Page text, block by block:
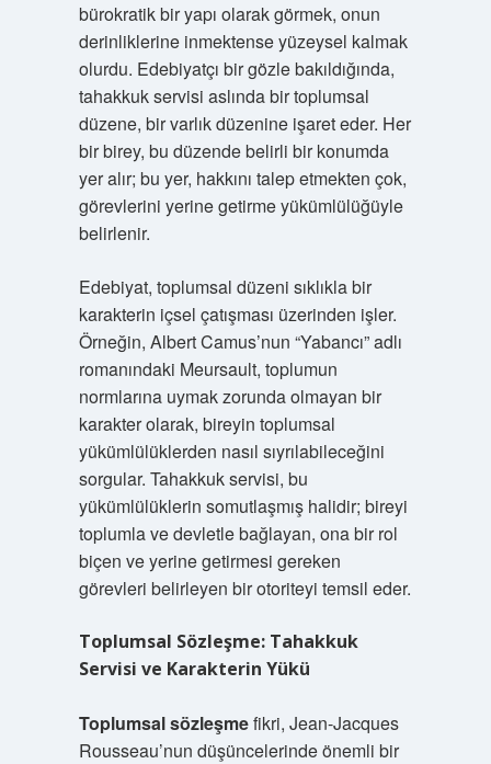
bürokratik bir yapı olarak görmek, onun
derinliklerine inmektense yüzeysel kalmak
olurdu. Edebiyatçı bir gözle bakıldığında,
tahakkuk servisi aslında bir toplumsal
düzene, bir varlık düzenine işaret eder. Her
bir birey, bu düzende belirli bir konumda
yer alır; bu yer, hakkını talep etmekten çok,
görevlerini yerine getirme yükümlülüğüyle
belirlenir.
Edebiyat, toplumsal düzeni sıklıkla bir
karakterin içsel çatışması üzerinden işler.
Örneğin, Albert Camus’nun “Yabancı” adlı
romanındaki Meursault, toplumun
normlarına uymak zorunda olmayan bir
karakter olarak, bireyin toplumsal
yükümlülüklerden nasıl sıyrılabileceğini
sorgular. Tahakkuk servisi, bu
yükümlülüklerin somutlaşmış halidir; bireyi
toplumla ve devletle bağlayan, ona bir rol
biçen ve yerine getirmesi gereken
görevleri belirleyen bir otoriteyi temsil eder.
Toplumsal Sözleşme: Tahakkuk
Servisi ve Karakterin Yükü
Toplumsal sözleşmefikri, Jean-Jacques
Rousseau’nun düşüncelerinde önemli bir